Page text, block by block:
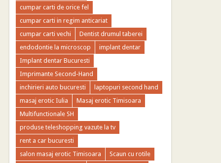
cumpar carti de orice fel
cumpar carti in regim anticariat
cumpar carti vechi
Dentist drumul taberei
endodontie la microscop
implant dentar
Implant dentar Bucuresti
Imprimante Second-Hand
inchirieri auto bucuresti
laptopuri second hand
masaj erotic Iulia
Masaj erotic Timisoara
Multifunctionale SH
produse teleshopping vazute la tv
rent a car bucuresti
salon masaj erotic Timisoara
Scaun cu rotile